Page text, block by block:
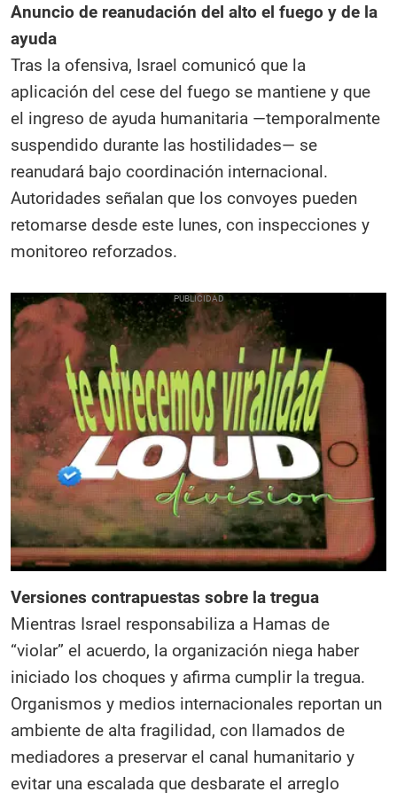
Anuncio de reanudación del alto el fuego y de la
ayuda
Tras la ofensiva, Israel comunicó que la
aplicación del cese del fuego se mantiene y que
el ingreso de ayuda humanitaria —temporalmente
suspendido durante las hostilidades— se
reanudará bajo coordinación internacional.
Autoridades señalan que los convoyes pueden
retomarse desde este lunes, con inspecciones y
monitoreo reforzados.
Versiones contrapuestas sobre la tregua
Mientras Israel responsabiliza a Hamas de
“violar” el acuerdo, la organización niega haber
iniciado los choques y afirma cumplir la tregua.
Organismos y medios internacionales reportan un
ambiente de alta fragilidad, con llamados de
mediadores a preservar el canal humanitario y
evitar una escalada que desbarate el arreglo